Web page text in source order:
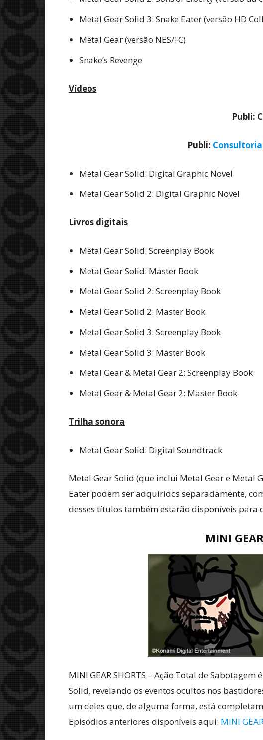
Metal Gear Solid 3: Snake Eater (versão HD
Metal Gear (versão NES/FC)
Snake’s Revenge
Vídeos
Publi:
Publi: Consultoria
Metal Gear Solid: Digital Graphic Novel
Metal Gear Solid 2: Digital Graphic Novel
Livros digitais
Metal Gear Solid: Screenplay Book
Metal Gear Solid: Master Book
Metal Gear Solid 2: Screenplay Book
Metal Gear Solid 2: Master Book
Metal Gear Solid 3: Screenplay Book
Metal Gear Solid 3: Master Book
Metal Gear & Metal Gear 2: Screenplay Book
Metal Gear & Metal Gear 2: Master Book
Trilha sonora
Metal Gear Solid: Digital Soundtrack
Metal Gear Solid (que inclui Metal Gear e Metal
Eater podem ser adquiridos separadamente,
desses títulos também estarão disponíveis
MINI
MINI GEAR SHORTS – Ação Total de
Solid, revelando os eventos ocultos nos
um deles que, de alguma forma, está
Episódios anteriores disponíveis aqui: MINI